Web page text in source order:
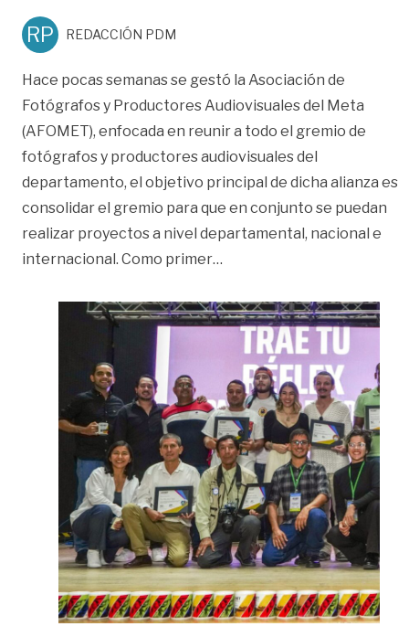
RP REDACCIÓN PDM
Hace pocas semanas se gestó la Asociación de
Fotógrafos y Productores Audiovisuales del Meta
(AFOMET), enfocada en reunir a todo el gremio de
fotógrafos y productores audiovisuales del
departamento, el objetivo principal de dicha alianza es
consolidar el gremio para que en conjunto se puedan
realizar proyectos a nivel departamental, nacional e
internacional. Como primer…